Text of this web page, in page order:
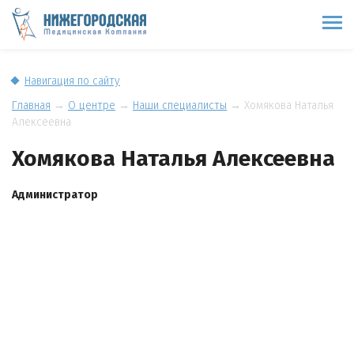
Навигация по сайту
Главная → О центре → Наши специалисты → Хомякова Наталья
Алексеевна
Хомякова Наталья Алексеевна
Администратор